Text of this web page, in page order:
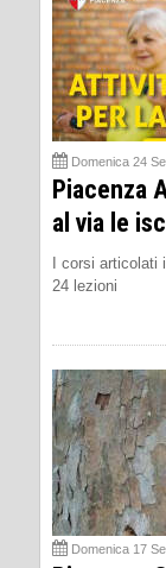
Domenica 24
Piacenza
al via le
I corsi
24 lezioni
Domenica 17